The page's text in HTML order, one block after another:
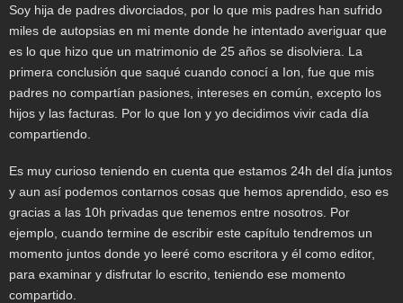
Soy hija de padres divorciados, por lo que mis padres han sufrido
miles de autopsias en mi mente donde he intentado averiguar que
es lo que hizo que un matrimonio de 25 años se disolviera. La
primera conclusión que saqué cuando conocí a Ion, fue que mis
padres no compartían pasiones, intereses en común, excepto los
hijos y las facturas. Por lo que Ion y yo decidimos vivir cada día
compartiendo.
Es muy curioso teniendo en cuenta que estamos 24h del día juntos
y aun así podemos contarnos cosas que hemos aprendido, eso es
gracias a las 10h privadas que tenemos entre nosotros. Por
ejemplo, cuando termine de escribir este capítulo tendremos un
momento juntos donde yo leeré como escritora y él como editor,
para examinar y disfrutar lo escrito, teniendo ese momento
compartido.